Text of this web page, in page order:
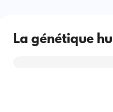
La génétique